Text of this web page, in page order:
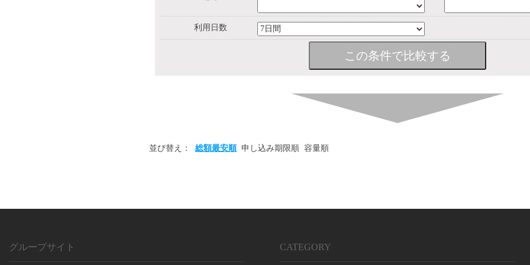
利用日数
並び替え： 総額最安順 申し込み期限順 容量順
グループサイト CATEGORY